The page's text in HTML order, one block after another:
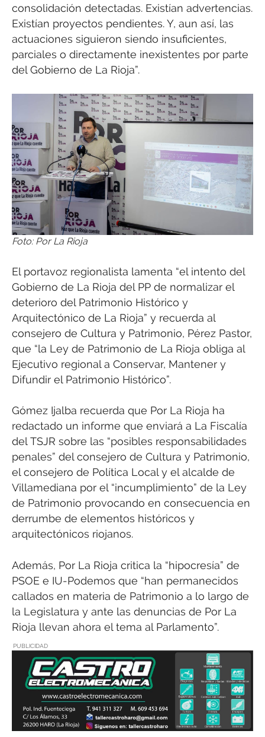
consolidación detectadas. Existían advertencias.
Existían proyectos pendientes. Y, aun así, las
actuaciones siguieron siendo insuficientes,
parciales o directamente inexistentes por parte
del Gobierno de La Rioja”.
Foto: Por La Rioja
El portavoz regionalista lamenta “el intento del
Gobierno de La Rioja del PP de normalizar el
deterioro del Patrimonio Histórico y
Arquitectónico de La Rioja” y recuerda al
consejero de Cultura y Patrimonio, Pérez Pastor,
que “la Ley de Patrimonio de La Rioja obliga al
Ejecutivo regional a Conservar, Mantener y
Difundir el Patrimonio Histórico”.
Gómez Ijalba recuerda que Por La Rioja ha
redactado un informe que enviará a La Fiscalía
del TSJR sobre las “posibles responsabilidades
penales” del consejero de Cultura y Patrimonio,
el consejero de Política Local y el alcalde de
Villamediana por el “incumplimiento” de la Ley
de Patrimonio provocando en consecuencia en
derrumbe de elementos históricos y
arquitectónicos riojanos.
Además, Por La Rioja critica la “hipocresía” de
PSOE e IU-Podemos que “han permanecidos
callados en materia de Patrimonio a lo largo de
la Legislatura y ante las denuncias de Por La
Rioja llevan ahora el tema al Parlamento”.
PUBLICIDAD